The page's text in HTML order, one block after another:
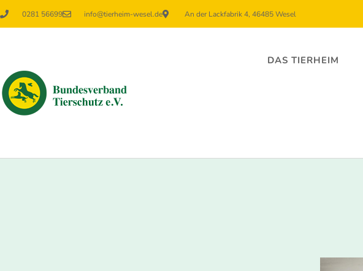
0281 56699 info@tierheim-wesel.de An der Lackfabrik 4, 46485 Wesel
DAS TIERHEIM